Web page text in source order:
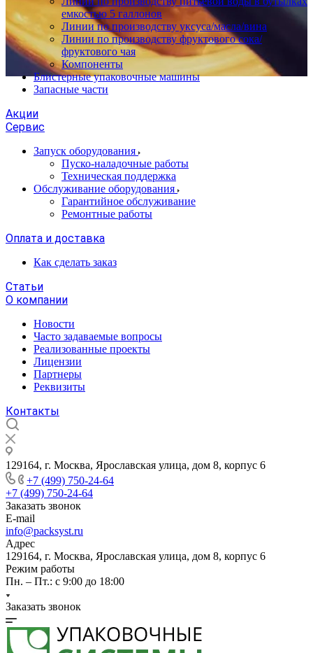
емкостью 5 галлонов
Линии по производству уксуса/масла/вина
Линии по производству фруктового сока/
фруктового чая
Компоненты
Блистерные упаковочные машины
Запасные части
Акции
Сервис
Запуск оборудования
Пуско-наладочные работы
Техническая поддержка
Обслуживание оборудования
Гарантийное обслуживание
Ремонтные работы
Оплата и доставка
Как сделать заказ
Статьи
О компании
Новости
Часто задаваемые вопросы
Реализованные проекты
Лицензии
Партнеры
Реквизиты
Контакты
129164, г. Москва, Ярославская улица, дом 8, корпус 6
+7 (499) 750-24-64
+7 (499) 750-24-64
Заказать звонок
E-mail
info@packsyst.ru
Адрес
129164, г. Москва, Ярославская улица, дом 8, корпус 6
Режим работы
Пн. – Пт.: с 9:00 до 18:00
Заказать звонок